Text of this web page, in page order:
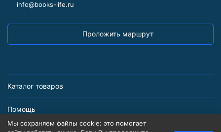
info@books-life.ru
Проложить маршрут
Каталог товаров
Помощь
Мы сохраняем файлы cookie: это помогает